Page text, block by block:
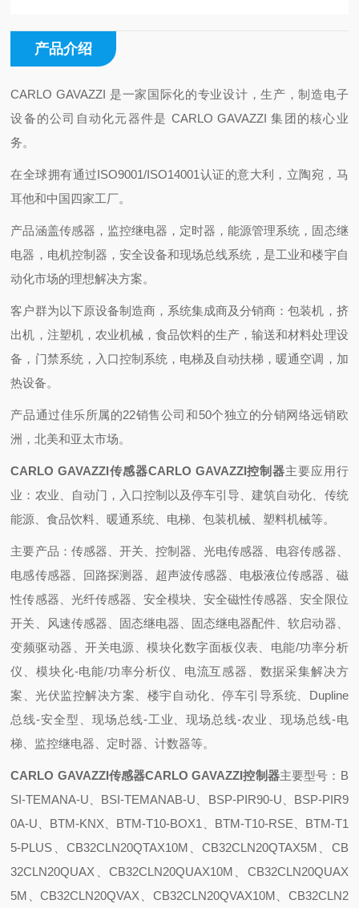
产品介绍
CARLO GAVAZZI 是一家国际化的专业设计，生产，制造电子
设备的公司自动化元器件是 CARLO GAVAZZI 集团的核心业
务。
在全球拥有通过ISO9001/ISO14001认证的意大利，立陶宛，马
耳他和中国四家工厂。
产品涵盖传感器，监控继电器，定时器，能源管理系统，固态继
电器，电机控制器，安全设备和现场总线系统，是工业和楼宇自
动化市场的理想解决方案。
客户群为以下原设备制造商，系统集成商及分销商：包装机，挤
出机，注塑机，农业机械，食品饮料的生产，输送和材料处理设
备，门禁系统，入口控制系统，电梯及自动扶梯，暖通空调，加
热设备。
产品通过佳乐所属的22销售公司和50个独立的分销网络远销欧
洲，北美和亚太市场。
CARLO GAVAZZI传感器CARLO GAVAZZI控制器主要应用行
业：农业、自动门，入口控制以及停车引导、建筑自动化、传统
能源、食品饮料、暖通系统、电梯、包装机械、塑料机械等。
主要产品：传感器、开关、控制器、光电传感器、电容传感器、
电感传感器、回路探测器、超声波传感器、电极液位传感器、磁
性传感器、光纤传感器、安全模块、安全磁性传感器、安全限位
开关、风速传感器、固态继电器、固态继电器配件、软启动器、
变频驱动器、开关电源、模块化数字面板仪表、电能/功率分析
仪、模块化-电能/功率分析仪、电流互感器、数据采集解决方
案、光伏监控解决方案、楼宇自动化、停车引导系统、Dupline
总线-安全型、现场总线-工业、现场总线-农业、现场总线-电
梯、监控继电器、定时器、计数器等。
CARLO GAVAZZI传感器CARLO GAVAZZI控制器主要型号：B
SI-TEMANA-U、BSI-TEMANAB-U、BSP-PIR90-U、BSP-PIR9
0A-U、BTM-KNX、BTM-T10-BOX1、BTM-T10-RSE、BTM-T1
5-PLUS、CB32CLN20QTAX10M、CB32CLN20QTAX5M、CB
32CLN20QUAX、CB32CLN20QUAX10M、CB32CLN20QUAX
5M、CB32CLN20QVAX、CB32CLN20QVAX10M、CB32CLN2